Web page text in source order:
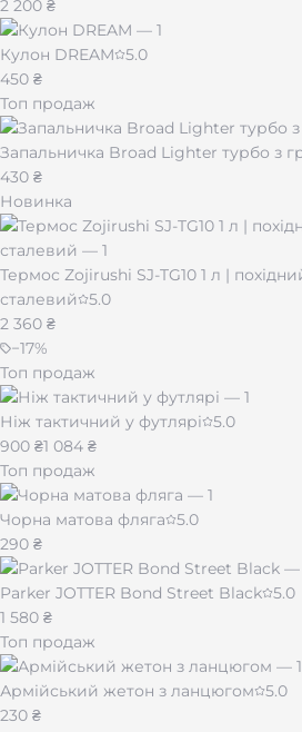
2 200 ₴
Кулон DREAM
5.0
450 ₴
Топ продаж
Запальничка Broad Lighter турбо з
430 ₴
Новинка
Термос Zojirushi SJ-TG10 1 л |
сталевий
5.0
2 360 ₴
−17%
Топ продаж
Ніж тактичний у футлярі
5.0
900 ₴1 084 ₴
Топ продаж
Чорна матова фляга
5.0
290 ₴
Parker JOTTER Bond Street Black 5.0
1 580 ₴
Топ продаж
Армійський жетон з ланцюгом
5.0
230 ₴